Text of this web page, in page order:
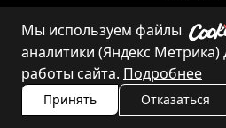
Мы используем файлы
аналитики (Яндекс Метрика)
работы сайта. Подробнее
Принять Отказаться